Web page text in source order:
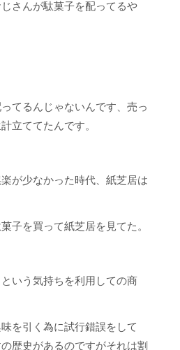
じさんが駄菓子を配ってるや
てるんじゃないんです、売っ
立ててたんです。
が少なかった時代、紙芝居は
子を買って紙芝居を見てた。
という気持ちを利用しての商
味を引く為に試行錯誤をして
歴史があるのですがそれは割